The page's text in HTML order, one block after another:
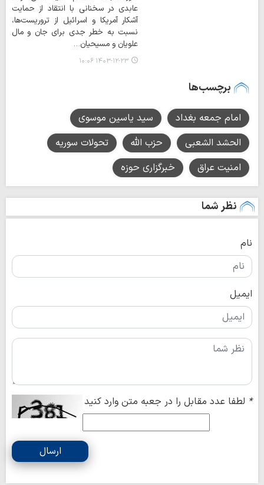
عابدی در سخنانی با انتقاد از حمایت
آشکار آمریکا و اسرائیل از تروریست‌ها،
نسبت به خطر جدی برای جان و مال
علویان و مسیحیان…
۱۴۰۳-۱۲-۲۳ ۱۰:۰۶
برچسب‌ها
امام جمعه بغداد
سید یاسین موسوی
الحشد الشعبی
حزب الله
تحولات سوریه
امنیت عراق
خبرگزاری حوزه
نظر شما
نام
ایمیل
* لطفا عدد مقابل را در جعبه متن وارد کنید
ارسال